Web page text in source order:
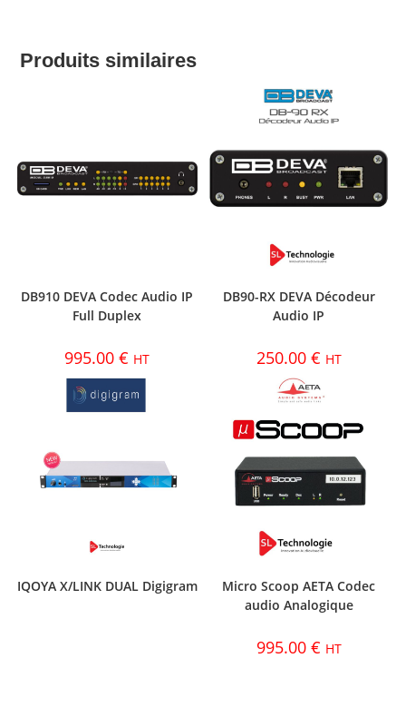
Produits similaires
DB910 DEVA Codec Audio IP
Full Duplex
995.00€ HT
DB90-RX DEVA Décodeur
Audio IP
250.00 € HT
IQOYA X/LINK DUAL Digigram
Micro Scoop AETA Codec
audio Analogique
995.00 € HT